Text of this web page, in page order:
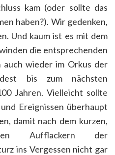
kam (oder sollte das
haben?). Wir gedenken,
Und kaum ist es mit dem
die entsprechenden
auch wieder im Orkus der
bis zum nächsten
Jahren. Vielleicht sollte
Ereignissen überhaupt
damit nach dem kurzen,
Aufflackern der
ins Vergessen nicht gar